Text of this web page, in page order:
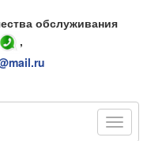
обслуживания
,